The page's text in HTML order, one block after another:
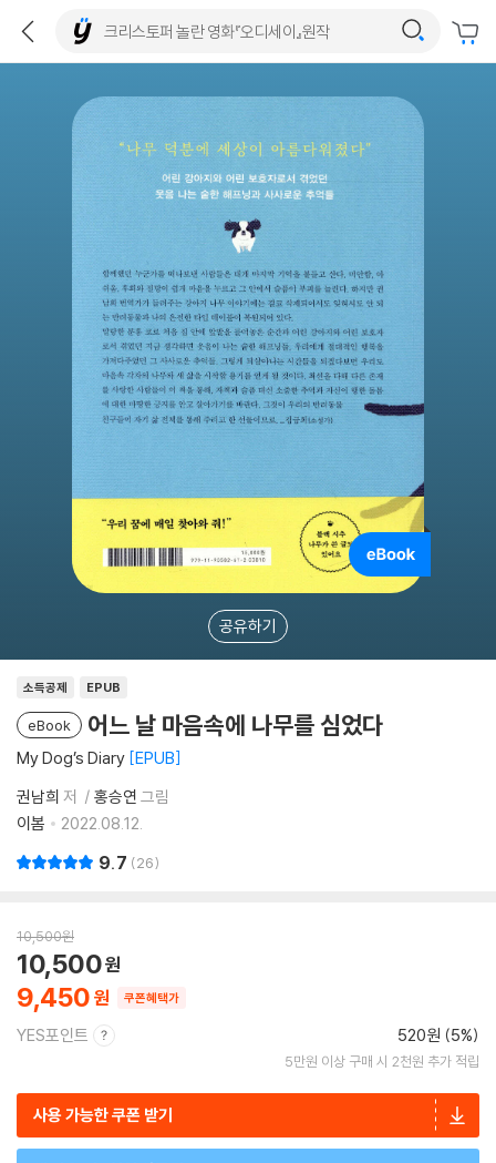
공유하기
소득공제 EPUB
eBook 어느 날 마음속에 나무를 심었다
My Dog’s Diary EPUB
권남희 저 홍승연 그림
이봄
2022.08.12.
9.7 26
10,500원
9,450
10,500
쿠폰혜택가
YES포인트 520원 (5%)
5만원 이상 구매 시 2천원 추가 적립
사용 가능한 쿠폰 받기